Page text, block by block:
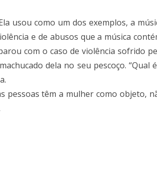
usou como um dos exemplos, a
e de abusos que a música
com o caso de violência sofrido
dela no seu pescoço. “Qual
pessoas têm a mulher como objeto,